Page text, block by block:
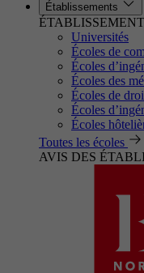
Établissements
Universités
Écoles de
Écoles
Écoles des
Écoles de
Écoles
Écoles
Toutes les écoles
AVIS DES